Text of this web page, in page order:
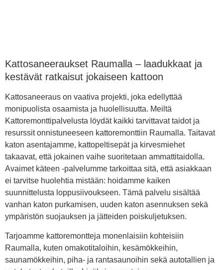
Kattosaneeraukset Raumalla – laadukkaat ja
kestävät ratkaisut jokaiseen kattoon
Kattosaneeraus on vaativa projekti, joka edellyttää
monipuolista osaamista ja huolellisuutta. Meiltä
Kattoremonttipalvelusta löydät kaikki tarvittavat taidot ja
resurssit onnistuneeseen kattoremonttiin Raumalla. Taitavat
katon asentajamme, kattopeltisepät ja kirvesmiehet
takaavat, että jokainen vaihe suoritetaan ammattitaidolla.
Avaimet käteen -palvelumme tarkoittaa sitä, että asiakkaan
ei tarvitse huolehtia mistään: hoidamme kaiken
suunnittelusta loppusiivoukseen. Tämä palvelu sisältää
vanhan katon purkamisen, uuden katon asennuksen sekä
ympäristön suojauksen ja jätteiden poiskuljetuksen.
Tarjoamme kattoremontteja monenlaisiin kohteisiin
Raumalla, kuten omakotitaloihin, kesämökkeihin,
saunamökkeihin, piha- ja rantasaunoihin sekä autotallien ja